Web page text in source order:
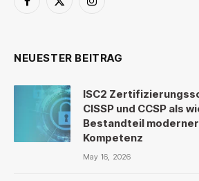
Facebook
X
Instagram
NEUESTER BEITRAG
ISC2
CISSP und CCSP als
Bestandteil
Kompetenz
May 16, 2026